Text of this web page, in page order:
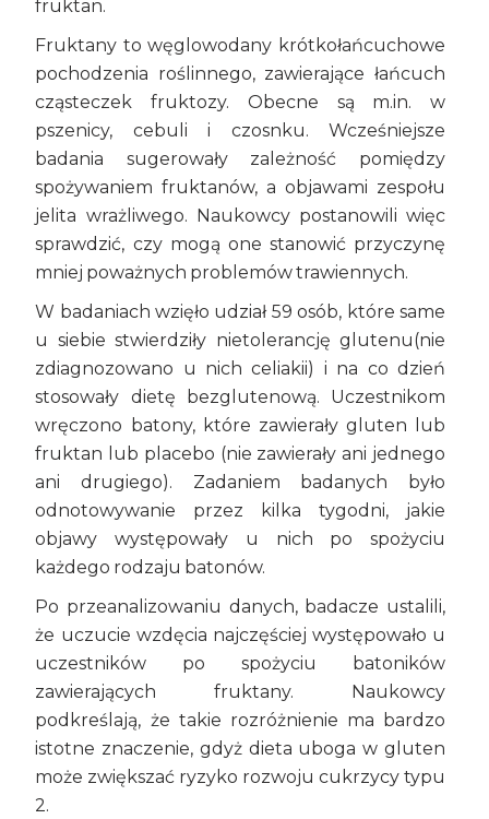
fruktan.
Fruktany to węglowodany krótkołańcuchowe
pochodzenia roślinnego, zawierające łańcuch
cząsteczek fruktozy. Obecne są m.in. w
pszenicy, cebuli i czosnku. Wcześniejsze
badania sugerowały zależność pomiędzy
spożywaniem fruktanów, a objawami zespołu
jelita wrażliwego. Naukowcy postanowili więc
sprawdzić, czy mogą one stanowić przyczynę
mniej poważnych problemów trawiennych.
W badaniach wzięło udział 59 osób, które same
u siebie stwierdziły nietolerancję glutenu(nie
zdiagnozowano u nich celiakii) i na co dzień
stosowały dietę bezglutenową. Uczestnikom
wręczono batony, które zawierały gluten lub
fruktan lub placebo (nie zawierały ani jednego
ani drugiego). Zadaniem badanych było
odnotowywanie przez kilka tygodni, jakie
objawy występowały u nich po spożyciu
każdego rodzaju batonów.
Po przeanalizowaniu danych, badacze ustalili,
że uczucie wzdęcia najczęściej występowało u
uczestników po spożyciu batoników
zawierających fruktany. Naukowcy
podkreślają, że takie rozróżnienie ma bardzo
istotne znaczenie, gdyż dieta uboga w gluten
może zwiększać ryzyko rozwoju cukrzycy typu
2.